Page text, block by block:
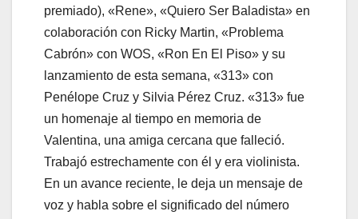
premiado), «Rene», «Quiero Ser Baladista» en
colaboración con Ricky Martin, «Problema
Cabrón» con WOS, «Ron En El Piso» y su
lanzamiento de esta semana, «313» con
Penélope Cruz y Silvia Pérez Cruz. «313» fue
un homenaje al tiempo en memoria de
Valentina, una amiga cercana que falleció.
Trabajó estrechamente con él y era violinista.
En un avance reciente, le deja un mensaje de
voz y habla sobre el significado del número